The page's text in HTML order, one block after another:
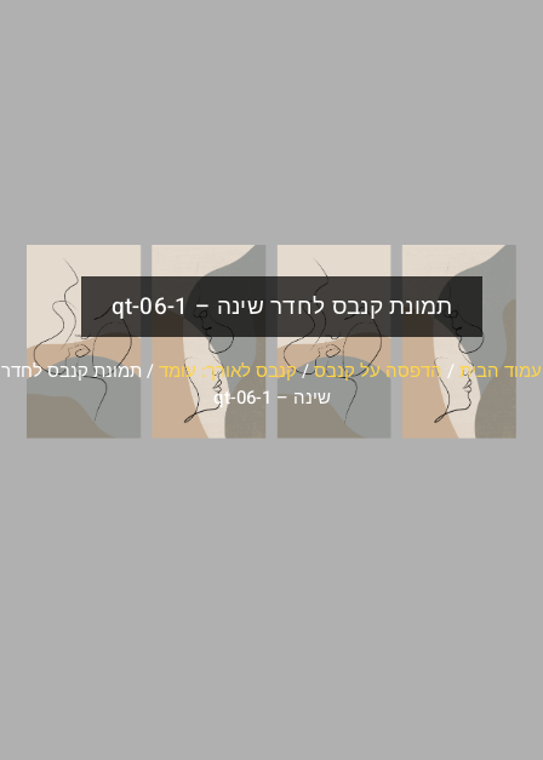
תמונת קנבס לחדר שינה – qt-06-1
עמוד הבית / הדפסה על קנבס/קנבס לאורך: עומד/ תמונת קנבס לחדר
שינה – qt-06-1